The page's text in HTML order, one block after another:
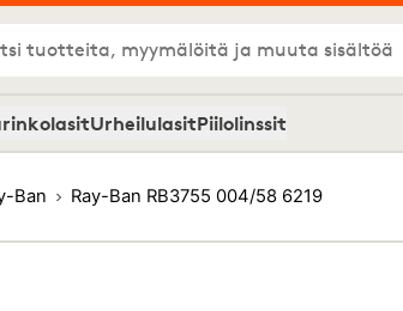
tuotteita, myymälöitä ja muuta sisältöä
UrheilulasitPiilolinssit
Ban Ray-Ban RB3755 004/58 6219